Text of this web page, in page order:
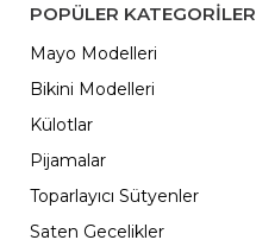
POPÜLER KATEGORILER
Mayo Modelleri
Bikini Modelleri
Külotlar
Pijamalar
Toparlayıcı Sütyenler
Saten Gecelikler